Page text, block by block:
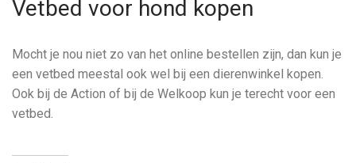
Vetbed voor hond kopen
Mocht je nou niet zo van het online bestellen zijn, dan kun je
een vetbed meestal ook wel bij een dierenwinkel kopen.
Ook bij de Action of bij de Welkoop kun je terecht voor een
vetbed.